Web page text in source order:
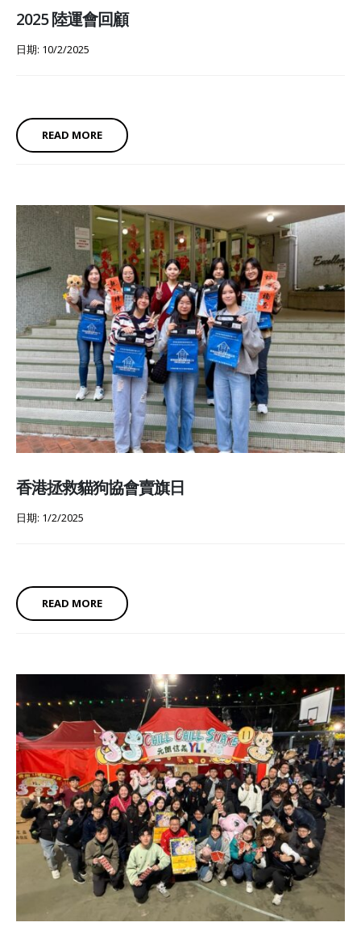
2025 陸運會回顧
日期: 10/2/2025
READ MORE
香港拯救貓狗協會賣旗日
日期: 1/2/2025
READ MORE